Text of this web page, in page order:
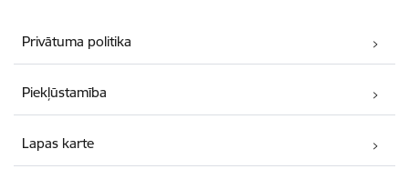
Privātuma politika
Piekļūstamība
Lapas karte